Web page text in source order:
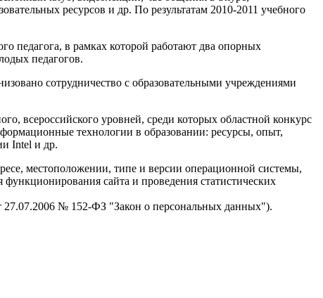
ресурсов и др. По результатам 2010-2011 учебного
педагога, в рамках которой работают два опорных
педагогов.
сотрудничество с образовательными учреждениями
всероссийского уровней, среди которых областной конкурс
технологии в образовании: ресурсы, опыт,
Intel и др.
местоположении, типе и версии операционной системы,
сайта и проведения статистических
27.07.2006 № 152-ФЗ "Закон о персональных данных").